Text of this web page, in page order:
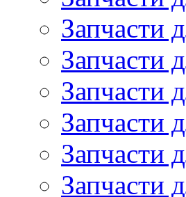
Запчасти
Запчасти
Запчасти
Запчасти
Запчасти
Запчасти